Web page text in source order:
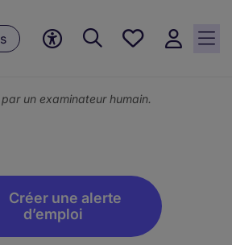
Mes
saved
un examinateur humain.
Créer une alerte
d’emploi